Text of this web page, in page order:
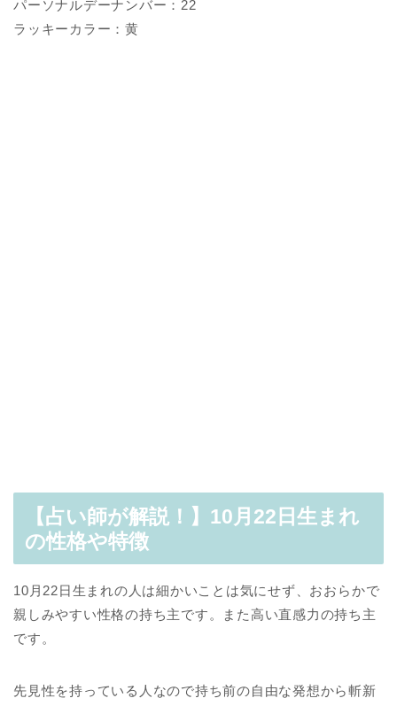
パーソナルデーナンバー：22
ラッキーカラー：黄
【占い師が解説！】10月22日生まれ
の性格や特徴
10月22日生まれの人は細かいことは気にせず、おおらかで
親しみやすい性格の持ち主です。また高い直感力の持ち主
です。
先見性を持っている人なので持ち前の自由な発想から斬新